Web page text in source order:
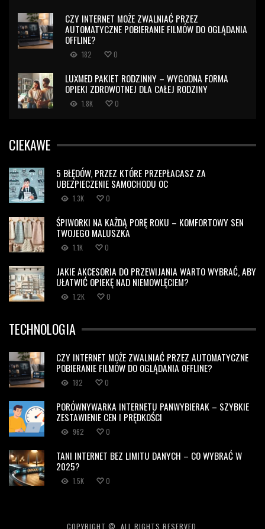
CZY INTERNET MOŻE ZWALNIAĆ PRZEZ
AUTOMATYCZNE POBIERANIE FILMÓW DO OGLĄDANIA
OFFLINE?
182 0
LUXMED PAKIET RODZINNY – WYGODNA FORMA
OPIEKI ZDROWOTNEJ DLA CAŁEJ RODZINY
1.8K 0
CIEKAWE
5 BŁĘDÓW, PRZEZ KTÓRE PRZEPŁACASZ ZA
UBEZPIECZENIE SAMOCHODU OC
1.3K 0
ŚPIWORKI NA KAŻDĄ PORĘ ROKU – KOMFORTOWY SEN
TWOJEGO MALUSZKA
1.1K 0
JAKIE AKCESORIA DO PRZEWIJANIA WARTO WYBRAĆ, ABY
UŁATWIĆ OPIEKĘ NAD NIEMOWLĘCIEM?
1.2K 0
TECHNOLOGIA
CZY INTERNET MOŻE ZWALNIAĆ PRZEZ AUTOMATYCZNE
POBIERANIE FILMÓW DO OGLĄDANIA OFFLINE?
182 0
PORÓWNYWARKA INTERNETU PANWYBIERAK – SZYBKIE
ZESTAWIENIE CEN I PRĘDKOŚCI
962 0
TANI INTERNET BEZ LIMITU DANYCH – CO WYBRAĆ W
2025?
1.5K 0
COPYRIGHT ©, ALL RIGHTS RESERVED.